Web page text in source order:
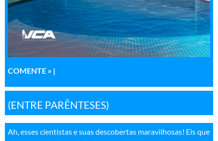
COMENTE » |
(ENTRE PARÊNTESES)
Ah, esses cientistas e suas descobertas maravilhosas! Eis que